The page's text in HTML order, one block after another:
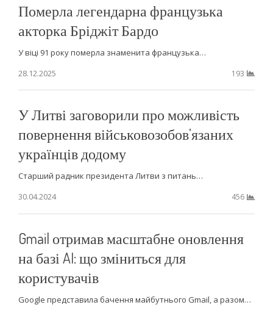
Померла легендарна французька
акторка Бріджіт Бардо
У віці 91 року померла знаменита французька…
28.12.2025
193
У Литві заговорили про можливість
повернення військовозобов’язаних
українців додому
Старший радник президента Литви з питань…
30.04.2024
456
Gmail отримав масштабне оновлення
на базі AI: що зміниться для
користувачів
Google представила бачення майбутнього Gmail, а разом…